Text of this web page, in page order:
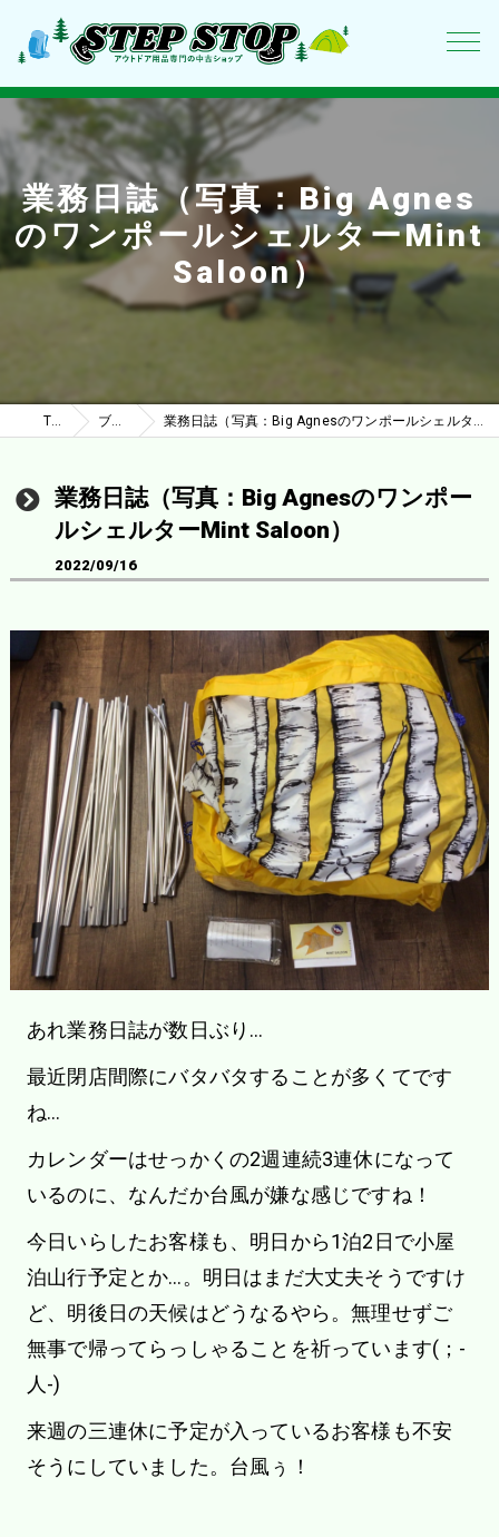
業務日誌（写真：Big Agnes
のワンポールシェルターMint
Saloon）
TOP ブログ 業務日誌（写真：Big AgnesのワンポールシェルターMint Saloon）
業務日誌（写真：Big Agnesのワンポー
ルシェルターMint Saloon）
2022/09/16
あれ業務日誌が数日ぶり…
最近閉店間際にバタバタすることが多くてです
ね…
カレンダーはせっかくの2週連続3連休になって
いるのに、なんだか台風が嫌な感じですね！
今日いらしたお客様も、明日から1泊2日で小屋
泊山行予定とか…。明日はまだ大丈夫そうですけ
ど、明後日の天候はどうなるやら。無理せずご
無事で帰ってらっしゃることを祈っています(；-
人-)
来週の三連休に予定が入っているお客様も不安
そうにしていました。台風ぅ！